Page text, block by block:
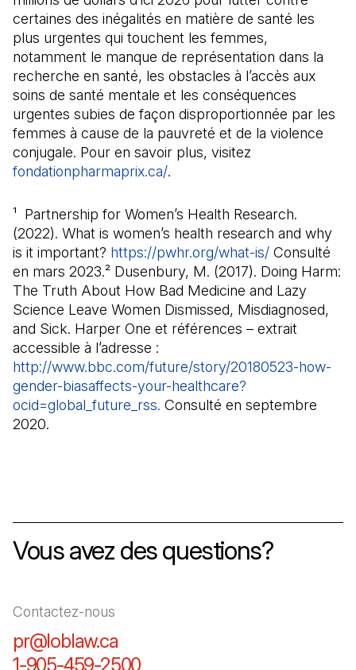
certaines des inégalités en matière de santé les
plus urgentes qui touchent les femmes,
notamment le manque de représentation dans la
recherche en santé, les obstacles à l’accès aux
soins de santé mentale et les conséquences
urgentes subies de façon disproportionnée par les
femmes à cause de la pauvreté et de la violence
conjugale. Pour en savoir plus, visitez
fondationpharmaprix.ca/(Il s'ouvre dans un nouvel
.
¹ Partnership for Women’s Health Research.
(2022). What is women’s health research and why
is it important? https://pwhr.org/what-is/ (Il s'ouvre
Consulté
en mars 2023.² Dusenbury, M. (2017). Doing Harm:
The Truth About How Bad Medicine and Lazy
Science Leave Women Dismissed, Misdiagnosed,
and Sick. Harper One et références – extrait
accessible à l’adresse :
http://www.bbc.com/future/story/20180523-how-
gender-biasaffects-your-healthcare?
ocid=global_future_rss. (Il s'ouvre dans un nouvel
Consulté en septembre
2020.
Vous avez des questions?
Contactez-nous
pr@loblaw.ca
1-905-459-2500